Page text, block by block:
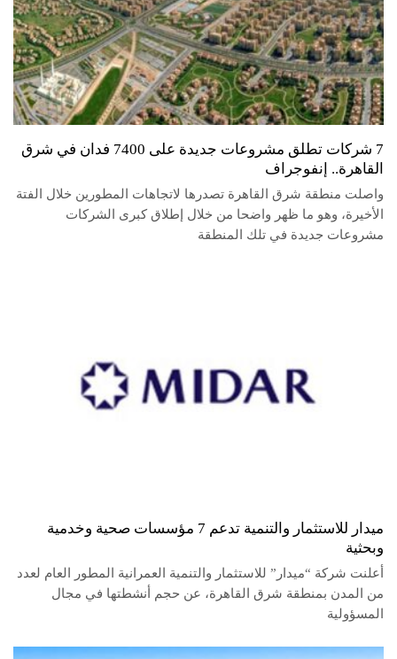
7 شركات تطلق مشروعات جديدة على 7400 فدان في شرق
القاهرة.. إنفوجراف
واصلت منطقة شرق القاهرة تصدرها لاتجاهات المطورين خلال الفتة
الأخيرة، وهو ما ظهر واضحا من خلال إطلاق كبرى الشركات
مشروعات جديدة في تلك المنطقة
ميدار للاستثمار والتنمية تدعم 7 مؤسسات صحية وخدمية
وبحثية
أعلنت شركة “ميدار” للاستثمار والتنمية العمرانية المطور العام لعدد
من المدن بمنطقة شرق القاهرة، عن حجم أنشطتها في مجال
المسؤولية